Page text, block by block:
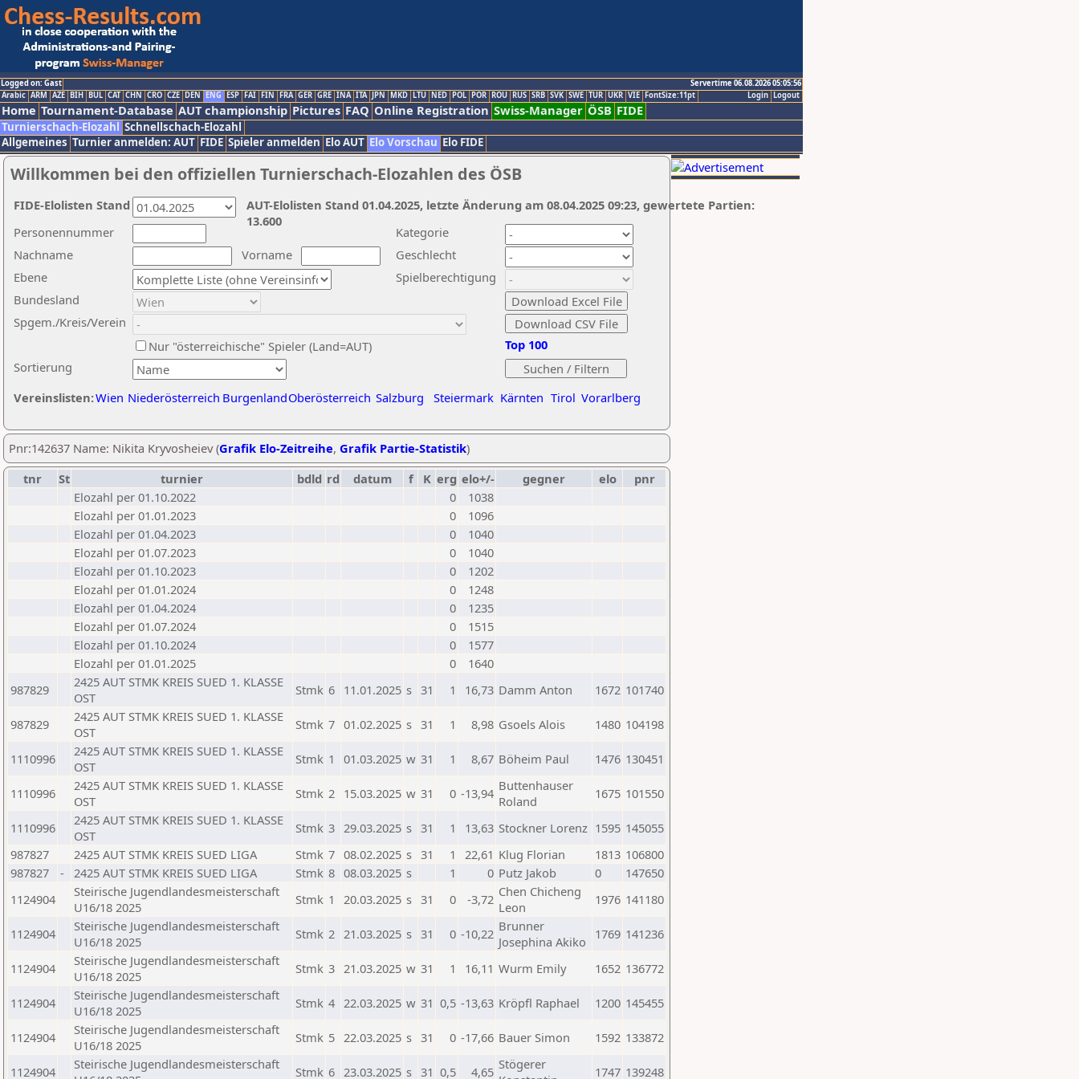
Logged on: Gast
Servertime 06.08.2026 05:05:56
Logout
Login
Arabic ARM AZE BIH BUL CAT CHN CRO CZE DEN ENG ESP FAI FIN FRA GER GRE INA ITA JPN MKD LTU NED POL POR ROU RUS SRB SVK SWE TUR UKR VIE FontSize:11pt
Home Tournament-Database AUT championship Pictures FAQ Online Registration Swiss-Manager ÖSB FIDE
Turnierschach-Elozahl Schnellschach-Elozahl
Allgemeines Turnier anmelden: AUT FIDE Spieler anmelden Elo AUT Elo Vorschau Elo FIDE
Willkommen bei den offiziellen Turnierschach-Elozahlen des ÖSB
Nachname
Vorname
Ebene
Kategorie
Sortierung
Personennummer
Bundesland
Spgem./Kreis/Verein
Geschlecht
Nur "österreichische" Spieler (Land=AUT)
Spielberechtigung
Vereinslisten:Wien Niederösterreich BurgenlandOberösterreich Salzburg Steiermark Kärnten Tirol Vorarlberg
Top 100
AUT-Elolisten Stand 01.04.2025, letzte Änderung am 08.04.2025 09:23, gewertete Partien:
13.600
FIDE-Elolisten Stand
Pnr:142637 Name: Nikita Kryvosheiev (Grafik Elo-Zeitreihe, Grafik Partie-Statistik)
tnr
St turnier bdld rd datum f K erg elo+/- gegner elo
pnr
Elozahl per 01.10.2022
0
1038
Elozahl per 01.01.2023
0
1096
Elozahl per 01.04.2023
0
1040
Elozahl per 01.07.2023
0
1040
Elozahl per 01.10.2023
0
1202
Elozahl per 01.01.2024
0
1248
Elozahl per 01.04.2024
0
1235
Elozahl per 01.07.2024
0
1515
Elozahl per 01.10.2024
0
1577
Elozahl per 01.01.2025
0
1640
987829
2425 AUT STMK KREIS SUED 1. KLASSE
OST
Stmk 6 11.01.2025 s 31 1 16,73 Damm Anton 1672 101740
987829
2425 AUT STMK KREIS SUED 1. KLASSE
OST
Stmk 7 01.02.2025 s 31 1 8,98 Gsoels Alois 1480 104198
1110996
2425 AUT STMK KREIS SUED 1. KLASSE
OST
Stmk 1 01.03.2025 w 31 1 8,67 Böheim Paul 1476 130451
1110996
2425 AUT STMK KREIS SUED 1. KLASSE
OST
Stmk 2 15.03.2025 w 31 0 -13,94 Buttenhauser
Roland
1675 101550
1110996
2425 AUT STMK KREIS SUED 1. KLASSE
OST
Stmk 3 29.03.2025 s 31 1 13,63 Stockner Lorenz 1595 145055
987827
2425 AUT STMK KREIS SUED LIGA Stmk 7 08.02.2025 s 31 1 22,61 Klug Florian 1813 106800
987827
- 2425 AUT STMK KREIS SUED LIGA Stmk 8 08.03.2025 s 1 0 Putz Jakob 0
147650
1124904
Steirische Jugendlandesmeisterschaft
U16/18 2025
Stmk 1 20.03.2025 s 31 0 -3,72 Chen Chicheng
Leon
1976 141180
1124904
Steirische Jugendlandesmeisterschaft
U16/18 2025
Stmk 2 21.03.2025 s 31 0 -10,22 Brunner
Josephina Akiko
1769 141236
1124904
Steirische Jugendlandesmeisterschaft
U16/18 2025
Stmk 3 21.03.2025 w 31 1 16,11 Wurm Emily 1652 136772
1124904
Steirische Jugendlandesmeisterschaft
U16/18 2025
Stmk 4 22.03.2025 w 31 0,5 -13,63 Kröpfl Raphael 1200 145455
1124904
Steirische Jugendlandesmeisterschaft
U16/18 2025
Stmk 5 22.03.2025 s 31 0 -17,66 Bauer Simon 1592 133872
1124904
Steirische Jugendlandesmeisterschaft
Stmk 6 23.03.2025 s 31 0,5 4,65 Stögerer
1747 139248